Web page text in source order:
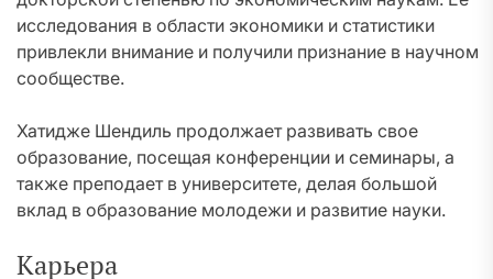
исследования в области экономики и статистики
привлекли внимание и получили признание в научном
сообществе.
Хатидже Шендиль продолжает развивать свое
образование, посещая конференции и семинары, а
также преподает в университете, делая большой
вклад в образование молодежи и развитие науки.
Карьера